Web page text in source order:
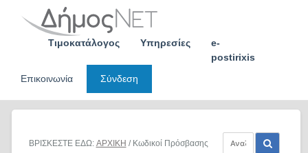
Τιμοκατάλογος Υπηρεσίες
e-
postirixis
Επικοινωνία
Σύνδεση
ΒΡΙΣΚΕΣΤΕ ΕΔΩ: ΑΡΧΙΚΗ / Κωδικοί Πρόσβασης